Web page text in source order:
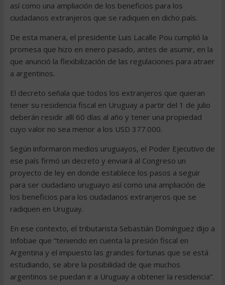
así como una ampliación de los beneficios para los
ciudadanos extranjeros que se radiquen en dicho país.
De esta manera, el presidente Luis Lacalle Pou cumplió la
promesa que hizo en enero pasado, antes de asumir, en la
que anunció la flexibilización de las regulaciones para atraer
a argentinos.
El decreto señala que todos los extranjeros que quieran
tener su residencia fiscal en Uruguay a partir del 1 de julio
deberán residir allí 60 días al año y tener una propiedad
cuyo valor no sea menor a los USD 377.000.
Según informaron medios uruguayos, el Poder Ejecutivo de
ese país firmó un decreto y enviará al Congreso un
proyecto de ley en donde establece los pasos a seguir
para ser ciudadano uruguayo así como una ampliación de
los beneficios para los ciudadanos extranjeros que se
radiquen en Uruguay.
En ese contexto, el tributarista Sebastián Domínguez dijo a
Infobae que “teniendo en cuenta la presión fiscal en
Argentina y el impuesto las grandes fortunas que se está
estudiando, se abre la posibilidad de que muchos
argentinos se puedan ir a Uruguay a obtener la residencia”.